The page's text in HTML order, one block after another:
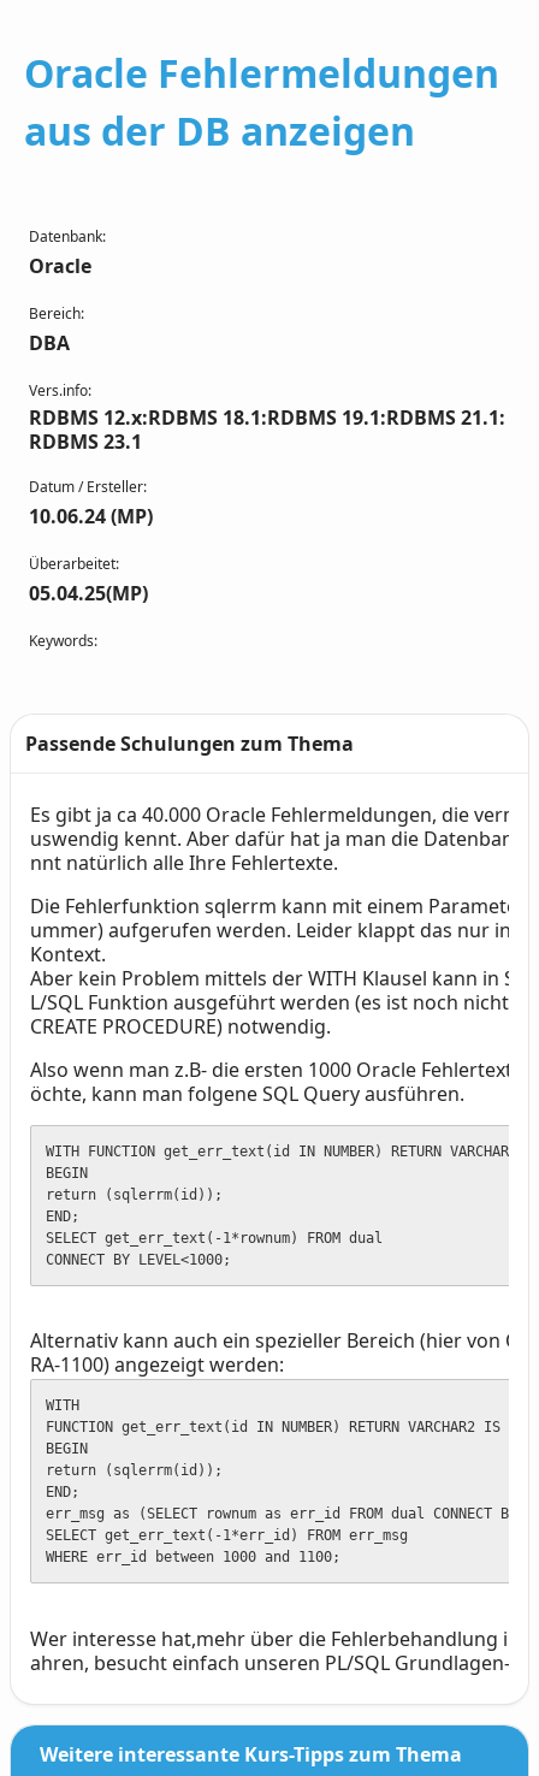
Oracle Fehlermeldungen
aus der DB anzeigen
Datenbank:
Oracle
Bereich:
DBA
Vers.info:
RDBMS 12.x:RDBMS 18.1:RDBMS 19.1:RDBMS 21.1:
RDBMS 23.1
Datum / Ersteller:
10.06.24 (MP)
Überarbeitet:
05.04.25(MP)
Keywords:
Passende Schulungen zum Thema
Text
Es gibt ja ca 40.000 Oracle Fehlermeldungen, die
uswendig kennt. Aber dafür hat ja man die Datenbank,
nnt natürlich alle Ihre Fehlertexte.
Die Fehlerfunktion sqlerrm kann mit einem Parameter
ummer) aufgerufen werden. Leider klappt das nur in
Kontext.
Aber kein Problem mittels der WITH Klausel kann in
L/SQL Funktion ausgeführt werden (es ist noch nicht
CREATE PROCEDURE) notwendig.
Also wenn man z.B- die ersten 1000 Oracle Fehlertexte
öchte, kann man folgene SQL Query ausführen.
WITH FUNCTION get_err_text(id IN NUMBER) RETURN VARCHAR2
BEGIN
return (sqlerrm(id));
END;
SELECT get_err_text(-1*rownum) FROM dual
CONNECT BY LEVEL<1000;
Alternativ kann auch ein spezieller Bereich (hier von
RA-1100) angezeigt werden:
WITH
FUNCTION get_err_text(id IN NUMBER) RETURN VARCHAR2 IS
BEGIN
return (sqlerrm(id));
END;
err_msg as (SELECT rownum as err_id FROM dual CONNECT BY
SELECT get_err_text(-1*err_id) FROM err_msg
WHERE err_id between 1000 and 1100;
Wer interesse hat,mehr über die Fehlerbehandlung in
ahren, besucht einfach unseren PL/SQL Grundlagen-
Weitere interessante Kurs-Tipps zum Thema